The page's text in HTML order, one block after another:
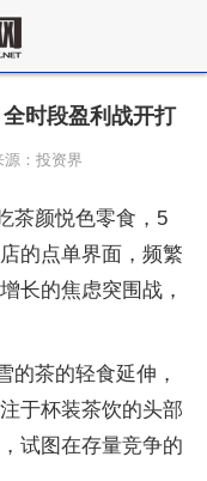
时段盈利战开打
源：投资界
茶颜悦色零食，5
的点单界面，频繁
长的焦虑突围战，
的茶的轻食延伸，
于杯装茶饮的头部
试图在存量竞争的